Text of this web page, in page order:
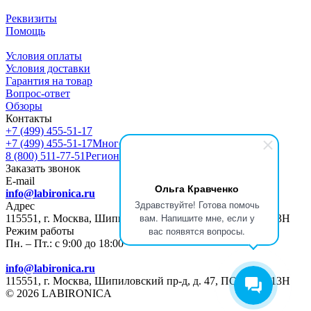
Ольга Кравченко
Здравствуйте! Готова помочь
вам. Напишите мне, если у
вас появятся вопросы.
Реквизиты
Помощь
Условия оплаты
Условия доставки
Гарантия на товар
Вопрос-ответ
Обзоры
Контакты
+7 (499) 455-51-17
+7 (499) 455-51-17Многоканальный
8 (800) 511-77-51Регионы РФ
Заказать звонок
E-mail
info@labironica.ru
Адрес
115551, г. Москва, Шипиловский пр-д, д. 47, ПОМЕЩ. 13Н
Режим работы
Пн. – Пт.: с 9:00 до 18:00
info@labironica.ru
115551, г. Москва, Шипиловский пр-д, д. 47, ПОМЕЩ. 13Н
© 2026 LABIRONICA